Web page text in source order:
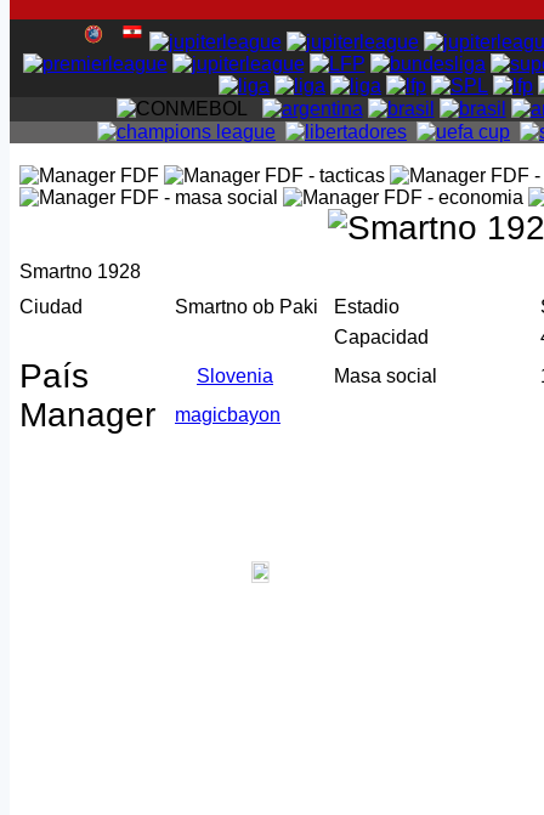
Smartno 1928
Ciudad
Smartno ob Paki Estadio
Capacidad
País Slovenia Masa social
Manager magicbayon